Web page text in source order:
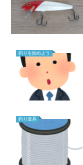
釣りを始めよう
釣り道具